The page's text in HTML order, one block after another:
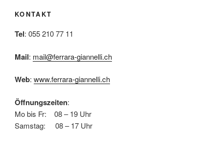
KONTAKT
Tel: 055 210 77 11
Mail: mail@ferrara-giannelli.ch
Web: www.ferrara-giannelli.ch
Öffnungszeiten:
Mo bis Fr: 08 – 19 Uhr
Samstag: 08 – 17 Uhr